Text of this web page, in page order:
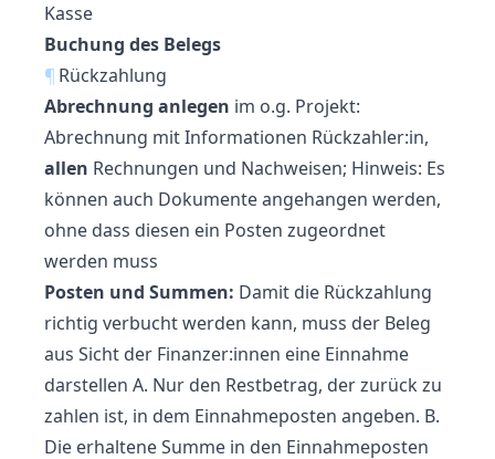
Kasse
Buchung des Belegs
¶ Rückzahlung
Abrechnung anlegen im o.g. Projekt:
Abrechnung mit Informationen Rückzahler:in,
allen Rechnungen und Nachweisen; Hinweis: Es
können auch Dokumente angehangen werden,
ohne dass diesen ein Posten zugeordnet
werden muss
Posten und Summen: Damit die Rückzahlung
richtig verbucht werden kann, muss der Beleg
aus Sicht der Finanzer:innen eine Einnahme
darstellen A. Nur den Restbetrag, der zurück zu
zahlen ist, in dem Einnahmeposten angeben. B.
Die erhaltene Summe in den Einnahmeposten